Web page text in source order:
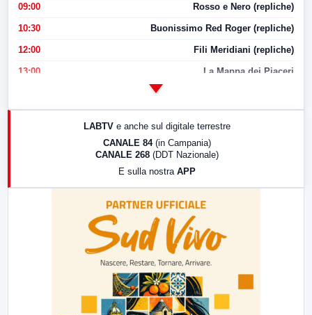
09:00 Rosso e Nero (repliche)
10:30 Buonissimo Red Roger (repliche)
12:00 Fili Meridiani (repliche)
13:00 La Mappa dei Piaceri
17:00 LabNews (replica)
LABTV e anche sul digitale terrestre
CANALE 84 (in Campania)
CANALE 268 (DDT Nazionale)
E sulla nostra APP